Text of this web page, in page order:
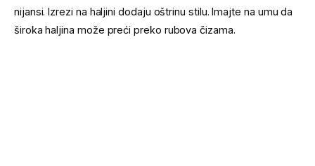
nijansi. Izrezi na haljini dodaju oštrinu stilu. Imajte na umu da
široka haljina može preći preko rubova čizama.